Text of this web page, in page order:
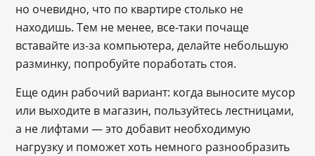
но очевидно, что по квартире столько не
находишь. Тем не менее, все-таки почаще
вставайте из-за компьютера, делайте небольшую
разминку, попробуйте поработать стоя.
Еще один рабочий вариант: когда выносите мусор
или выходите в магазин, пользуйтесь лестницами,
а не лифтами — это добавит необходимую
нагрузку и поможет хоть немного разнообразить